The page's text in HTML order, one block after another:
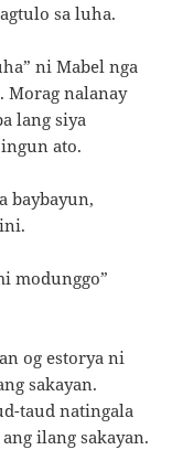
sa luha.
ni Mabel nga
Morag nalanay
lang siya
ato.
baybayun,
modunggo”
og estorya ni
sakayan.
taud natingala
ilang sakayan.